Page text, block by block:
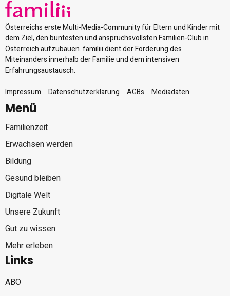
Österreichs erste Multi-Media-Community für Eltern und Kinder mit
dem Ziel, den buntesten und anspruchsvollsten Familien-Club in
Österreich aufzubauen. familiii dient der Förderung des
Miteinanders innerhalb der Familie und dem intensiven
Erfahrungsaustausch.
Impressum
Datenschutzerklärung AGBs Mediadaten
Menü
Familienzeit
Erwachsen werden
Bildung
Gesund bleiben
Digitale Welt
Unsere Zukunft
Gut zu wissen
Mehr erleben
Links
ABO